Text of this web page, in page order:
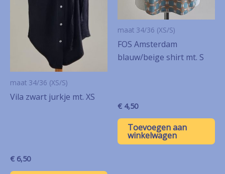
maat 34/36 (XS/S)
Vila zwart jurkje mt. XS
€ 6,50
maat 34/36 (XS/S)
FOS Amsterdam
blauw/beige shirt mt. S
€ 4,50
Toevoegen aan
winkelwagen